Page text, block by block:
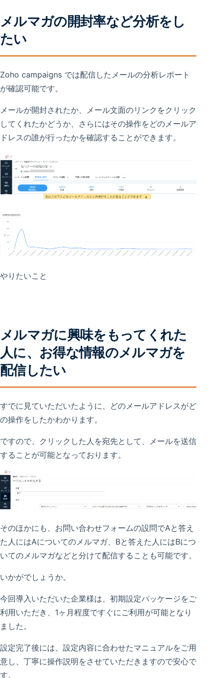
メルマガの開封率など分析をし
たい
Zoho campaigns では配信したメールの分析レポート
が確認可能です。
メールが開封されたか、メール文面のリンクをクリック
してくれたかどうか、さらにはその操作をどのメールア
ドレスの誰が行ったかを確認することができます。
やりたいこと
メルマガに興味をもってくれた
人に、お得な情報のメルマガを
配信したい
すでに見ていただいたように、どのメールアドレスがど
の操作をしたかわかります。
ですので、クリックした人を宛先として、メールを送信
することが可能となっております。
そのほかにも、お問い合わせフォームの設問でAと答え
た人にはAについてのメルマガ、Bと答えた人にはBにつ
いてのメルマガなどと分けて配信することも可能です。
いかがでしょうか。
今回導入いただいた企業様は、初期設定パッケージをご
利用いただき、1ヶ月程度ですぐにご利用が可能となり
ました。
設定完了後には、設定内容に合わせたマニュアルをご用
意し、丁寧に操作説明をさせていただきますので安心で
す。